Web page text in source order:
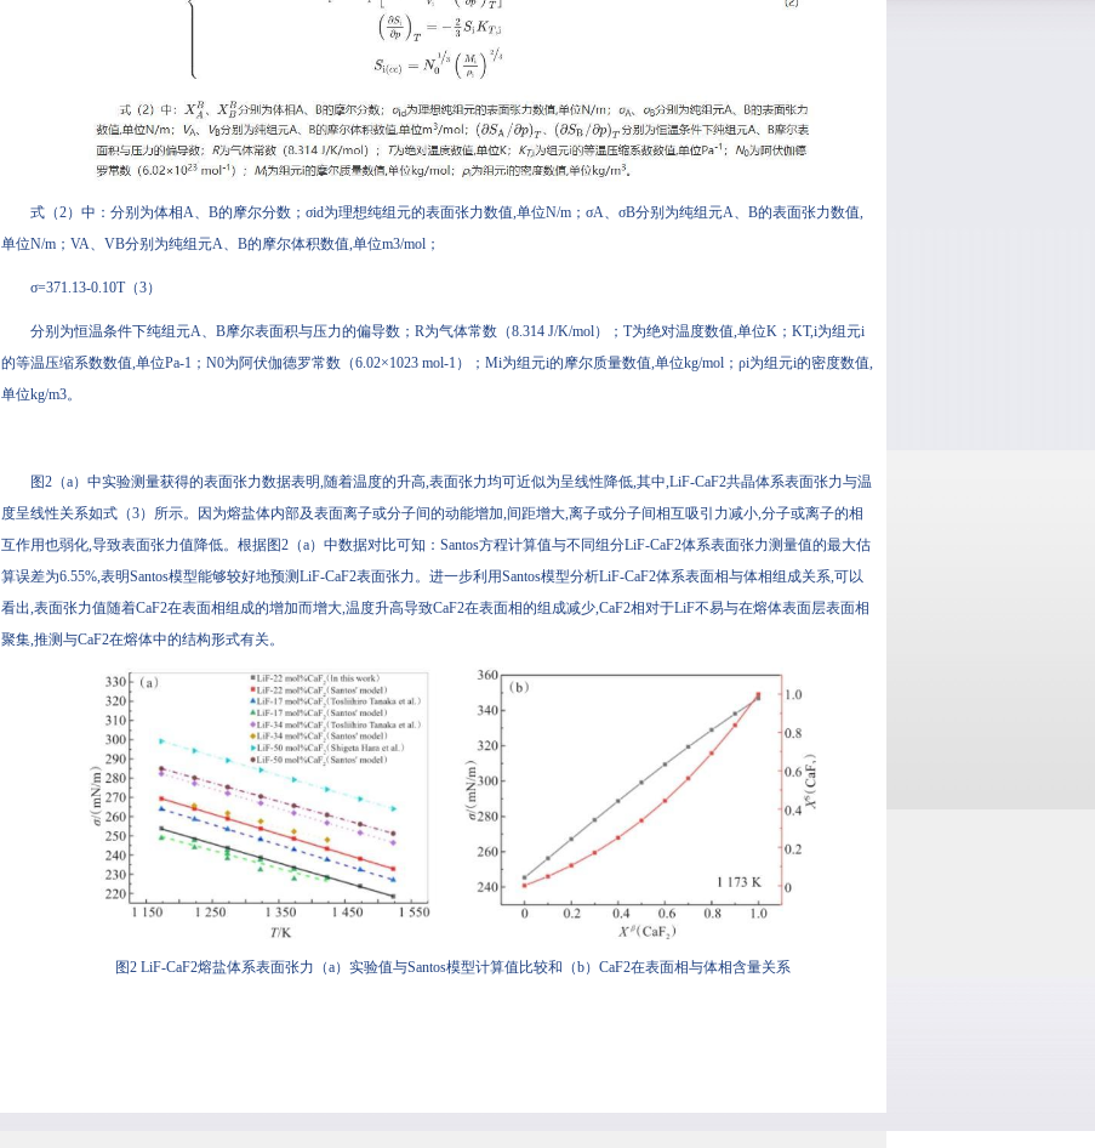
式（2）中：分别为体相A、B的摩尔分数；σid为理想纯组元的表面张力数值,单位N/m；σA、σB分别为纯组元A、B的表面张力数值,
单位N/m；VA、VB分别为纯组元A、B的摩尔体积数值,单位m3/mol；
σ=371.13-0.10T（3）
分别为恒温条件下纯组元A、B摩尔表面积与压力的偏导数；R为气体常数（8.314 J/K/mol）；T为绝对温度数值,单位K；KT,i为组元i
的等温压缩系数数值,单位Pa-1；N0为阿伏伽德罗常数（6.02×1023 mol-1）；Mi为组元i的摩尔质量数值,单位kg/mol；ρi为组元i的密度数值,
单位kg/m3。
图2（a）中实验测量获得的表面张力数据表明,随着温度的升高,表面张力均可近似为呈线性降低,其中,LiF-CaF2共晶体系表面张力与温
度呈线性关系如式（3）所示。因为熔盐体内部及表面离子或分子间的动能增加,间距增大,离子或分子间相互吸引力减小,分子或离子的相
互作用也弱化,导致表面张力值降低。根据图2（a）中数据对比可知：Santos方程计算值与不同组分LiF-CaF2体系表面张力测量值的最大估
算误差为6.55%,表明Santos模型能够较好地预测LiF-CaF2表面张力。进一步利用Santos模型分析LiF-CaF2体系表面相与体相组成关系,可以
看出,表面张力值随着CaF2在表面相组成的增加而增大,温度升高导致CaF2在表面相的组成减少,CaF2相对于LiF不易与在熔体表面层表面相
聚集,推测与CaF2在熔体中的结构形式有关。
图2 LiF-CaF2熔盐体系表面张力（a）实验值与Santos模型计算值比较和（b）CaF2在表面相与体相含量关系